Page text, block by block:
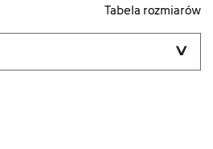
Tabela rozmiarów